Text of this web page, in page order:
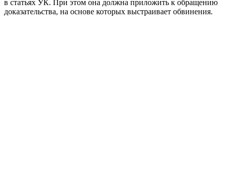
в статьях УК. При этом она должна приложить к обращению
доказательства, на основе которых выстраивает обвинения.